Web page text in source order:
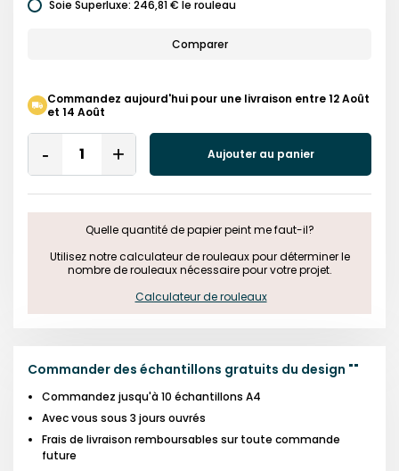
Soie Superluxe: 246,81 € le rouleau
Comparer
Commandez aujourd'hui pour une livraison entre 12 Août
et 14 Août
Quantity
Remove
One
Add
One
Aujouter au panier
Quelle quantité de papier peint me faut-il?
Utilisez notre calculateur de rouleaux pour déterminer le
nombre de rouleaux nécessaire pour votre projet.
Calculateur de rouleaux
Commander des échantillons gratuits du design ""
Commandez jusqu'à 10 échantillons A4
Avec vous sous 3 jours ouvrés
Frais de livraison remboursables sur toute commande
future